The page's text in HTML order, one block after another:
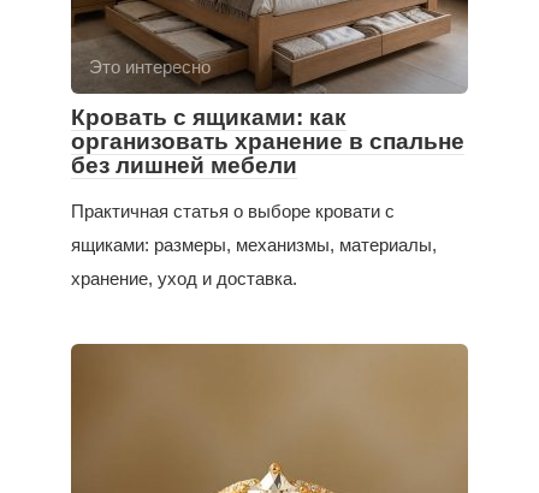
Это интересно
Кровать с ящиками: как
организовать хранение в спальне
без лишней мебели
Практичная статья о выборе кровати с
ящиками: размеры, механизмы, материалы,
хранение, уход и доставка.